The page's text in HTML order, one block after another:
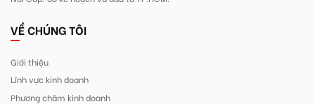
VỀ CHÚNG TÔI
Giới thiệu
Lĩnh vực kinh doanh
Phương châm kinh doanh